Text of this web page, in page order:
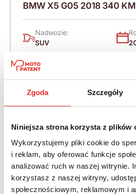
Zgoda Szczegóły
Niniejsza strona korzysta z plików
Wykorzystujemy pliki cookie do
i reklam, aby oferować funkcje
analizować ruch w naszej witrynie.
korzystasz z naszej witryny,
społecznościowym, reklamowym i
BMW X5 G05 2018 340
Nadwozie:
SUV
Napęd:
4x4 stały
Leasing netto od:
5 155 zł
6 341 zł brutto / msc.